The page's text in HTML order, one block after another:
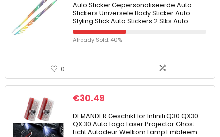
Auto Sticker Gepersonaliseerde Auto
Stickers Universele Body Sticker Auto
Styling Stick Auto Stickers 2 Stks Auto…
Already Sold: 40%
0
€30.49
DEMANDER Geschikt for Infiniti Q30 QX30
QX 30 Auto Logo Laser Projector Ghost
Licht Autodeur Welkom Lamp Embleem…